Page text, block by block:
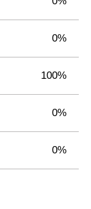
0%
100%
0%
0%